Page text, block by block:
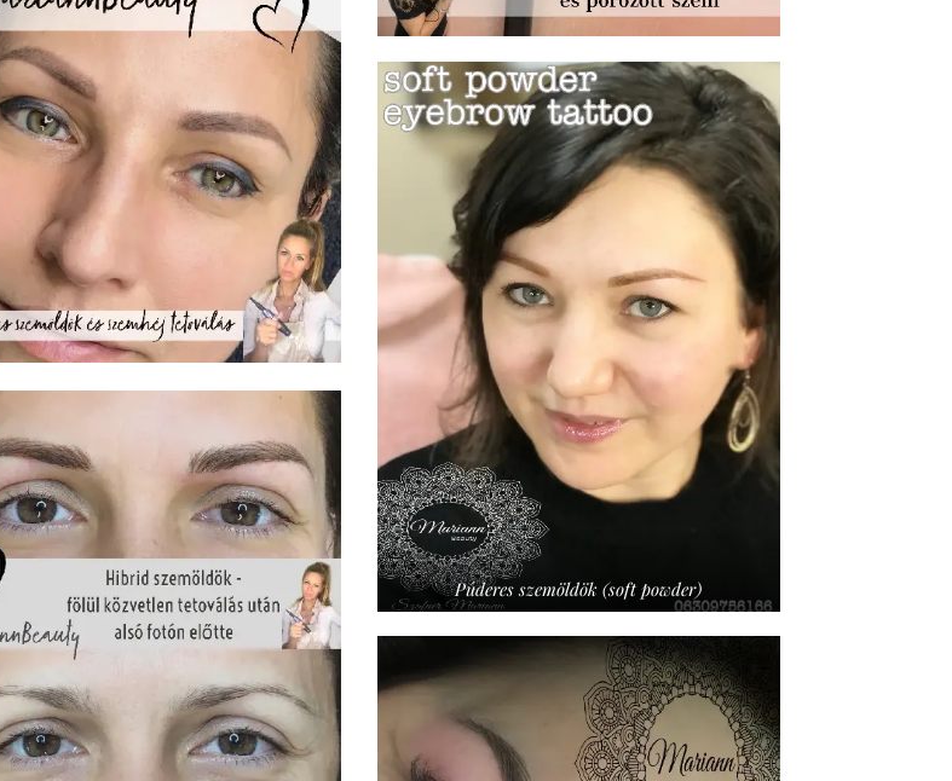
Púderes szemöldök (soft powder)